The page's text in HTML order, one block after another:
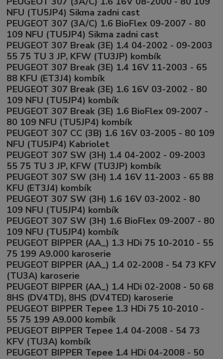
NFU (TU5JP4) Sikma zadni cast
PEUGEOT 307 (3A/C) 1.6 BioFlex 09-2007 - 80
109 NFU (TU5JP4) Sikma zadni cast
PEUGEOT 307 Break (3E) 1.4 04-2002 - 09-2003
55 75 TU 3 JP, KFW (TU3JP) kombík
PEUGEOT 307 Break (3E) 1.4 16V 11-2003 - 65
88 KFU (ET3J4) kombík
PEUGEOT 307 Break (3E) 1.6 16V 03-2002 - 80
109 NFU (TU5JP4) kombík
PEUGEOT 307 Break (3E) 1.6 BioFlex 09-2007 -
80 109 NFU (TU5JP4) kombík
PEUGEOT 307 CC (3B) 1.6 16V 03-2005 - 80 109
NFU (TU5JP4) Kabriolet
PEUGEOT 307 SW (3H) 1.4 04-2002 - 09-2003
55 75 TU 3 JP, KFW (TU3JP) kombík
PEUGEOT 307 SW (3H) 1.4 16V 11-2003 - 65 88
KFU (ET3J4) kombík
PEUGEOT 307 SW (3H) 1.6 16V 03-2002 - 80
109 NFU (TU5JP4) kombík
PEUGEOT 307 SW (3H) 1.6 BioFlex 09-2007 - 80
109 NFU (TU5JP4) kombík
PEUGEOT BIPPER (AA_) 1.3 HDi 75 10-2010 - 55
75 199 A9.000 karoserie
PEUGEOT BIPPER (AA_) 1.4 02-2008 - 54 73 KFV
(TU3A) karoserie
PEUGEOT BIPPER (AA_) 1.4 HDi 02-2008 - 50 68
8HS (DV4TD), 8HS (DV4TED) karoserie
PEUGEOT BIPPER Tepee 1.3 HDi 75 10-2010 -
55 75 199 A9.000 kombík
PEUGEOT BIPPER Tepee 1.4 04-2008 - 54 73
KFV (TU3A) kombík
PEUGEOT BIPPER Tepee 1.4 HDi 04-2008 - 50